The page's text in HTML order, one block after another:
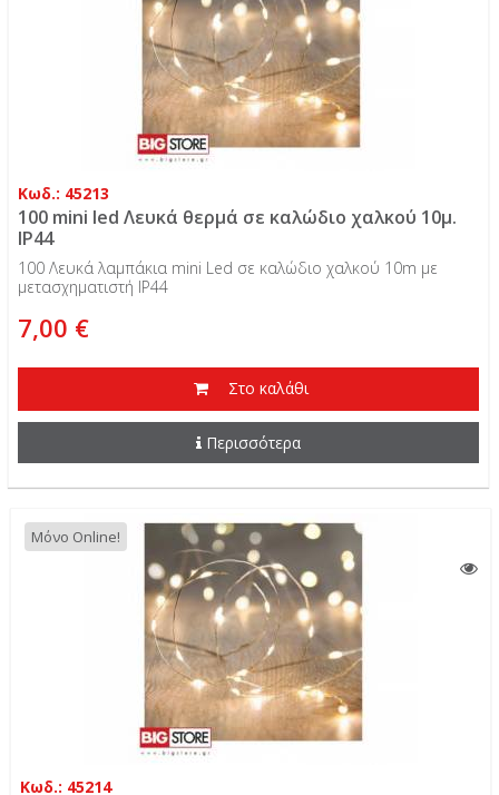
Κωδ.: 45213
100 mini led Λευκά θερμά σε καλώδιο χαλκού 10μ.
IP44
100 Λευκά λαμπάκια mini Led σε καλώδιο χαλκού 10m με
μετασχηματιστή IP44
7,00 €
Στο καλάθι
Περισσότερα
Μόνο Online!
Κωδ.: 45214